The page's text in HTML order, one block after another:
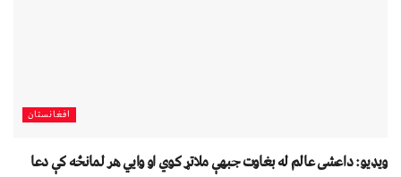
افغانستان
ویډیو: داعشی عالم له بغاوت جبهې ملاتړ کوي او وايي هر لمانځه کې دعا